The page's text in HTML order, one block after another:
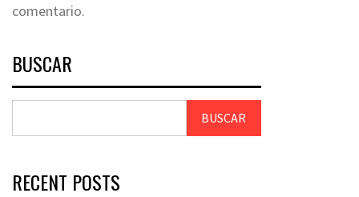
comentario.
BUSCAR
BUSCAR
RECENT POSTS